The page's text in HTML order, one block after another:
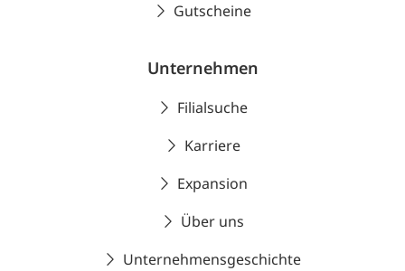
Gutscheine
Unternehmen
Filialsuche
Karriere
Expansion
Über uns
Unternehmensgeschichte